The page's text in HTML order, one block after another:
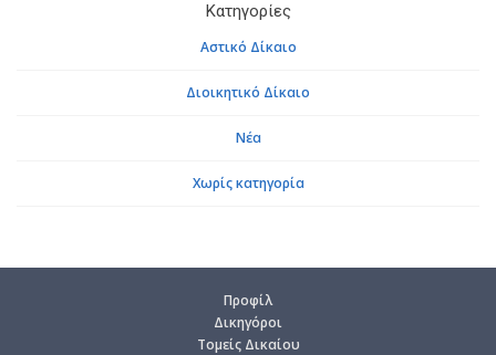
Κα­τη­γο­ρί­ες
Αστι­κό Δί­καιο
Διοι­κη­τι­κό Δί­καιο
Νέα
Χωρίς κα­τη­γο­ρία
Προ­φίλ
Δι­κη­γό­ροι
Το­μείς Δι­καί­ου